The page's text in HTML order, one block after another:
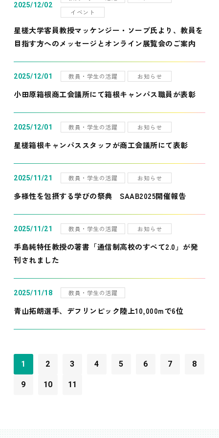
2025/12/02
イベント
星槎大学客員教授マッケンジー・ソープ氏より、教員を
目指す方へのメッセージとオンライン展覧会のご案内
2025/12/01 教員・学生の活躍 お知らせ
小田原箱根商工会議所にて箱根キャンパス職員が表彰
2025/12/01 教員・学生の活躍 お知らせ
星槎箱根キャンパススタッフが商工会議所にて表彰
2025/11/21 教員・学生の活躍 お知らせ
多様性を包摂する学びの祭典 SAAB2025開催報告
2025/11/21 教員・学生の活躍 お知らせ
手島純特任教授の著書「通信制高校のすべて2.0」が発
刊されました
2025/11/18 教員・学生の活躍
青山拓朗選手、デフリンピック陸上10,000mで6位
1 2 3 4 5 6 7 8
9 10 11